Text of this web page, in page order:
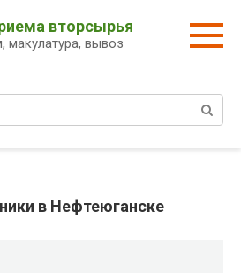
вторсырья
макулатура, вывоз
в Нефтеюганске